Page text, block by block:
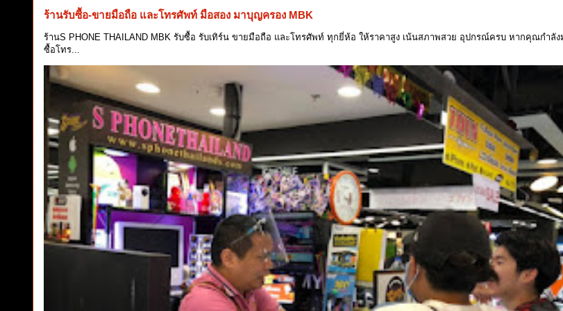
ร้านรับซื้อ-ขายมือถือ และโทรศัพท์ มือสอง มาบุญครอง MBK
ร้านS PHONE THAILAND MBK รับซื้อ รับเทิร์น ขายมือถือ และโทรศัพท์ ทุกยี่ห้อ ให้ราคาสูง เน้นสภาพสวย อุปกรณ์ครบ หากคุณกำลัง
ซื้อโทร...